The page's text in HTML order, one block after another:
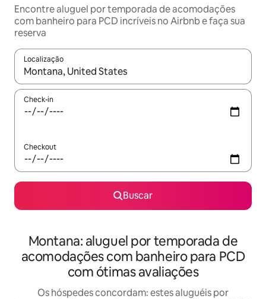
Encontre aluguel por temporada de acomodações
com banheiro para PCD incríveis no Airbnb e faça sua
reserva
Localização
Quando os resultados estiverem disponíveis, explore-os
Check-in
Checkout
Buscar
Montana: aluguel por temporada de
acomodações com banheiro para PCD
com ótimas avaliações
Os hóspedes concordam: estes aluguéis por